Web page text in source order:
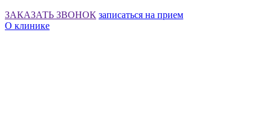
ЗАКАЗАТЬ ЗВОНОК записаться на прием
О клинике